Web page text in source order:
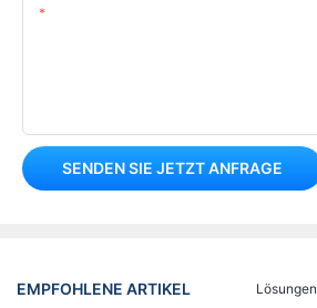
SENDEN SIE JETZT ANFRAGE
EMPFOHLENE ARTIKEL Lösungen